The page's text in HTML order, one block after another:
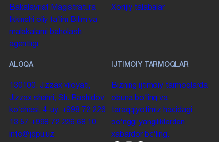
Bakalavriat Magistratura
Ikkinchi oliy taʼlim Bilim va
malakalarni baholash
agentligi
Xorijiy talabalar
ALOQA
130100. Jizzax viloyati,
Jizzax shahri, Sh. Rashidov
koʻchasi, 4-uy. +998 72 226
13 57 +998 72 226 68 10
info@jdpu.uz
IJTIMOIY TARMOQLAR
Bizning ijtimoiy tarmoqlarda
obuna boʻling va
taraqqiyotimiz haqidagi
soʻnggi yangiliklardan
xabardor boʻling.